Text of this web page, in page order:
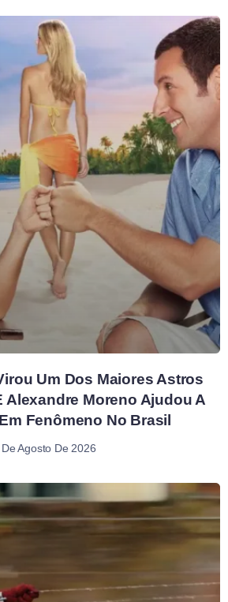
Um Dos Maiores Astros
Alexandre Moreno Ajudou A
Fenômeno No Brasil
Agosto De 2026